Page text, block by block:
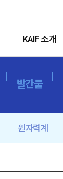
KAIF 소개
발간물
원자력계